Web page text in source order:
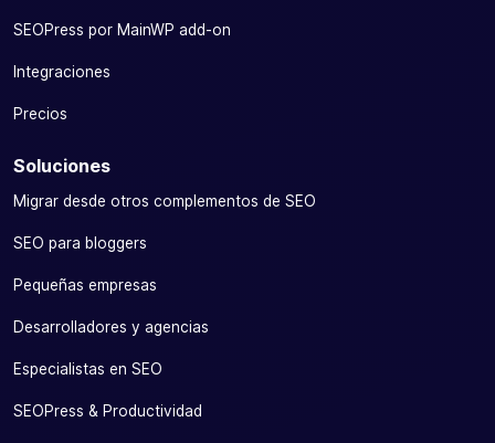
SEOPress por MainWP add-on
Integraciones
Precios
Soluciones
Migrar desde otros complementos de SEO
SEO para bloggers
Pequeñas empresas
Desarrolladores y agencias
Especialistas en SEO
SEOPress & Productividad